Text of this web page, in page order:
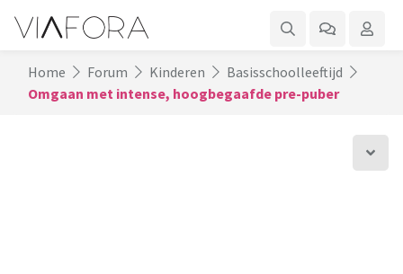
Home Forum Kinderen
Basisschoolleeftijd
Omgaan met intense, hoogbegaafde pre-puber